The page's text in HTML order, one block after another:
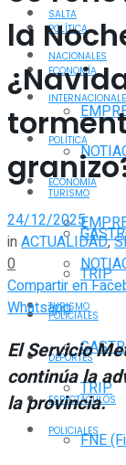
POLÍTICA
ECONOMÍA
TURISMO
TRIP
POLICIALES
DEPORTES
ESPECTÁCULOS
FNE
SALTA
NACIONALES
POLÍTICA
ECONOMÍA
TURISMO
TRIP
POLICIALES
la
24/12/2025
inACTUALIDAD,
0
Compartir en
Whatsapp
El Servicio
continúa la
la provincia.